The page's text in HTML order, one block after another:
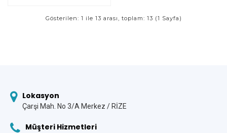
Gösterilen: 1 ile 13 arası, toplam: 13 (1 Sayfa)
Lokasyon
Çarşi Mah. No 3/A Merkez / RİZE
Müşteri Hizmetleri